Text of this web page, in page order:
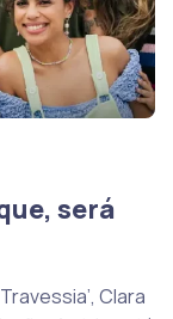
será
Clara